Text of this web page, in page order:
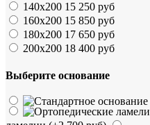
140х200 15 250 руб
160х200 15 850 руб
180х200 17 650 руб
200х200 18 400 руб
Выберите основание